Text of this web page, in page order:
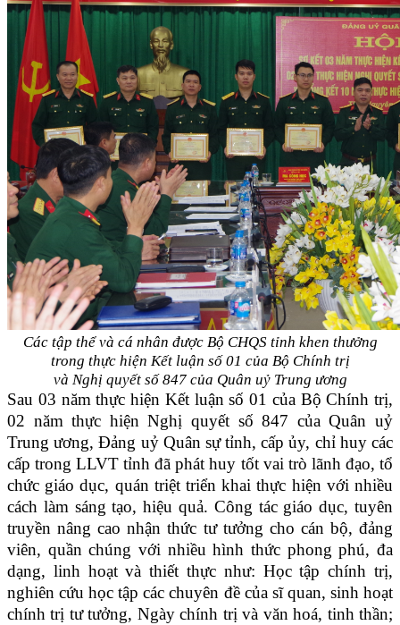
Các tập thể và cá nhân được Bộ CHQS tỉnh khen thưởng
trong thực hiện Kết luận số 01 của Bộ Chính trị
và Nghị quyết số 847 của Quân uỷ Trung ương
Sau 03 năm thực hiện Kết luận số 01 của Bộ Chính trị,
02 năm thực hiện Nghị quyết số 847 của Quân uỷ
Trung ương, Đảng uỷ Quân sự tỉnh, cấp ủy, chỉ huy các
cấp trong LLVT tỉnh đã phát huy tốt vai trò lãnh đạo, tổ
chức giáo dục, quán triệt triển khai thực hiện với nhiều
cách làm sáng tạo, hiệu quả. Công tác giáo dục, tuyên
truyền nâng cao nhận thức tư tưởng cho cán bộ, đảng
viên, quần chúng với nhiều hình thức phong phú, đa
dạng, linh hoạt và thiết thực như: Học tập chính trị,
nghiên cứu học tập các chuyên đề của sĩ quan, sinh hoạt
chính trị tư tưởng, Ngày chính trị và văn hoá, tinh thần;